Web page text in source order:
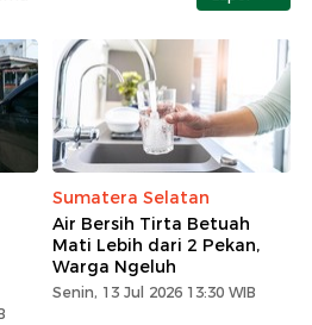
Sumatera Selatan
Air Bersih Tirta Betuah
Mati Lebih dari 2 Pekan,
Warga Ngeluh
Senin, 13 Jul 2026 13:30 WIB